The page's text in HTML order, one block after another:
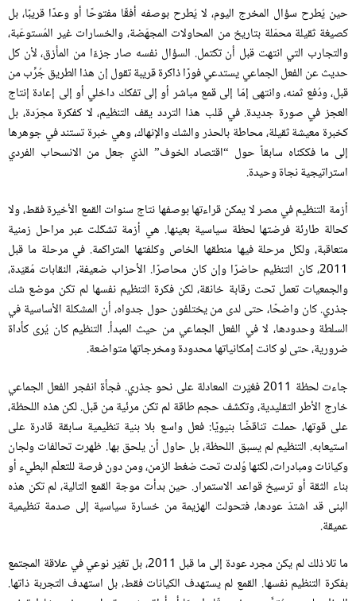
حين يُطرح سؤال المخرج اليوم، لا يُطرح بوصفه أفقًا مفتوحًا أو وعدًا قريبًا، بل
كصيغة ثقيلة محمّلة بتاريخ من المحاولات المجهَضة، والخسارات غير المُستوعَبة،
والتجارب التي انتهت قبل أن تكتمل. السؤال نفسه صار جزءًا من المأزق، لأن كل
حديث عن الفعل الجماعي يستدعي فورًا ذاكرة قريبة تقول إن هذا الطريق جُرِّب من
قبل، ودُفع ثمنه، وانتهى إمّا إلى قمع مباشر أو إلى تفكك داخلي أو إلى إعادة إنتاج
العجز في صورة جديدة. في قلب هذا التردد يقف التنظيم، لا كفكرة مجرّدة، بل
كخبرة معيشة ثقيلة، محاطة بالحذر والشك والإنهاك، وهي خبرة تستند في جوهرها
إلى ما فككناه سابقاً حول “اقتصاد الخوف” الذي جعل من الانسحاب الفردي
استراتيجية نجاة وحيدة.
أزمة التنظيم في مصر لا يمكن قراءتها بوصفها نتاج سنوات القمع الأخيرة فقط، ولا
كحالة طارئة فرضتها لحظة سياسية بعينها. هي أزمة تشكّلت عبر مراحل زمنية
متعاقبة، ولكل مرحلة فيها منطقها الخاص وكلفتها المتراكمة. في مرحلة ما قبل
2011، كان التنظيم حاضرًا وإن كان محاصرًا. الأحزاب ضعيفة، النقابات مُقيّدة،
والجمعيات تعمل تحت رقابة خانقة، لكن فكرة التنظيم نفسها لم تكن موضع شك
جذري.كان واضحًا، حتى لدى من يختلفون حول جدواه، أن المشكلة الأساسية في
السلطة وحدودها، لا في الفعل الجماعي من حيث المبدأ. التنظيم كان يُرى كأداة
ضرورية، حتى لو كانت إمكانياتها محدودة ومخرجاتها متواضعة.
جاءت لحظة 2011 فغيّرت المعادلة على نحو جذري. فجأة انفجر الفعل الجماعي
خارج الأطر التقليدية، وتكشّف حجم طاقة لم تكن مرئية من قبل.لكن هذه اللحظة،
على قوتها، حملت تناقضًا بنيويًا: فعل واسع بلا بنية تنظيمية سابقة قادرة على
استيعابه. التنظيم لم يسبق اللحظة، بل حاول أن يلحق بها. ظهرت تحالفات ولجان
وكيانات ومبادرات، لكنها وُلدت تحت ضغط الزمن، ومن دون فرصة للتعلّم البطيء أو
بناء الثقة أو ترسيخ قواعد الاستمرار. حين بدأت موجة القمع التالية، لم تكن هذه
البنى قد اشتدّ عودها، فتحولت الهزيمة من خسارة سياسية إلى صدمة تنظيمية
عميقة.
ما تلا ذلك لم يكن مجرد عودة إلى ما قبل 2011، بل تغيّر نوعي في علاقة المجتمع
بفكرة التنظيم نفسها. القمع لم يستهدف الكيانات فقط، بل استهدف التجربة ذاتها.